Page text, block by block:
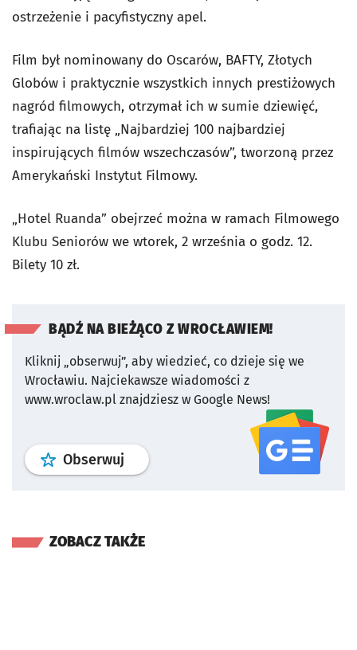
ostrzeżenie i pacyfistyczny apel.
Film był nominowany do Oscarów, BAFTY, Złotych
Globów i praktycznie wszystkich innych prestiżowych
nagród filmowych, otrzymał ich w sumie dziewięć,
trafiając na listę „Najbardziej 100 najbardziej
inspirujących filmów wszechczasów”, tworzoną przez
Amerykański Instytut Filmowy.
„Hotel Ruanda” obejrzeć można w ramach Filmowego
Klubu Seniorów we wtorek, 2 września o godz. 12.
Bilety 10 zł.
BĄDŹ NA BIEŻĄCO Z WROCŁAWIEM!
Kliknij „obserwuj”, aby wiedzieć, co dzieje się we
Wrocławiu. Najciekawsze wiadomości z
www.wroclaw.pl znajdziesz w Google News!
Obserwuj profil serwisu
ZOBACZ TAKŻE